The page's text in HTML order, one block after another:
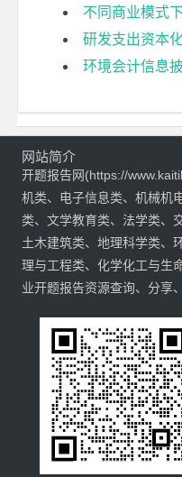
不同商业模式下企业绩效的比
研发支出资本化与企业
环境会计信息披露的影响
网站简介
开题报告网(https://
机类、电子信息类、机械机
类、文学教育类、法学类、
土木建筑类、地理科学类、
理与工程类、化学化工与生
业开题报告资源查询、分享